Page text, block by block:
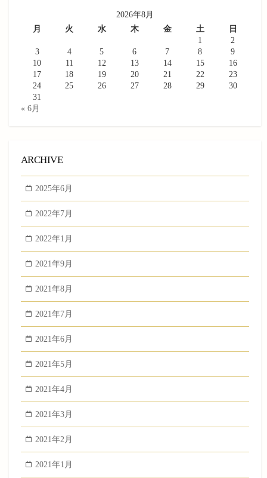
2026年8月
月
火 水 木 金 土
日
1
2
3
4 5 6 7 8
9
10
11 12 13 14 15
16
17
18 19 20 21 22
23
24
25 26 27 28 29
30
31
« 6月
ARCHIVE
2025年6月
2022年7月
2022年1月
2021年9月
2021年8月
2021年7月
2021年6月
2021年5月
2021年4月
2021年3月
2021年2月
2021年1月